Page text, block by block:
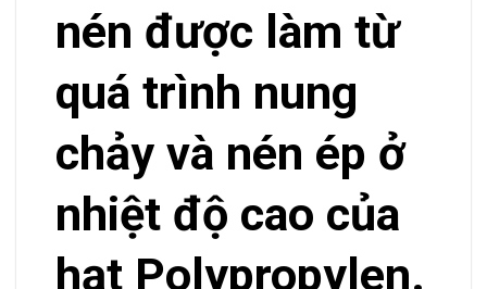
nén được làm từ
quá trình nung
chảy và nén ép ở
nhiệt độ cao của
hạt Polypropylen.